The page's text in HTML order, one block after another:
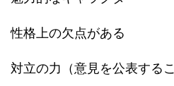
性格上の欠点がある
対立の力（意見を公表するこ